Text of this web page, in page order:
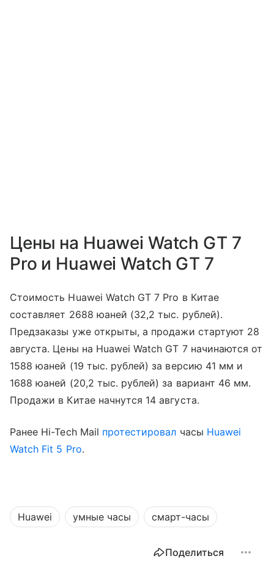
Цены на Huawei Watch GT 7
Pro и Huawei Watch GT 7
Стоимость Huawei Watch GT 7 Pro в Китае
составляет 2688 юаней (32,2 тыс. рублей).
Предзаказы уже открыты, а продажи стартуют 28
августа. Цены на Huawei Watch GT 7 начинаются от
1588 юаней (19 тыс. рублей) за версию 41 мм и
1688 юаней (20,2 тыс. рублей) за вариант 46 мм.
Продажи в Китае начнутся 14 августа.
Ранее Hi-Tech Mail протестировал часы Huawei
Watch Fit 5 Pro.
Huawei умные часы смарт-часы
Поделиться